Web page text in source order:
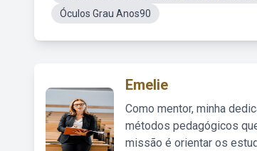
Óculos Grau Anos90
Emelie
Como mentor, minha
métodos pedagógicos
missão é orientar os